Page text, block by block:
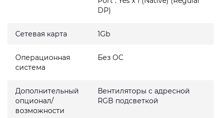
DP)
Сетевая карта 1Gb
Операционная
система
Без ОС
Дополнительный
опционал/
возможности
Вентиляторы с адресной
RGB подсветкой